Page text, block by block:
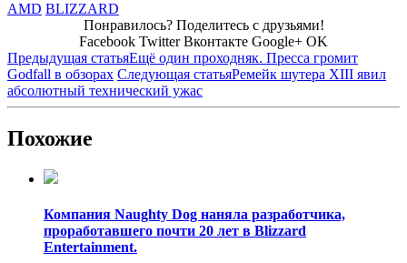
AMD BLIZZARD
Понравилось? Поделитесь с друзьями!
Facebook Twitter Вконтакте Google+ OK
Предыдущая статьяЕщё один проходняк. Пресса громит
Godfall в обзорах Следующая статьяРемейк шутера XIII явил
абсолютный технический ужас
Похожие
Компания Naughty Dog наняла разработчика,
проработавшего почти 20 лет в Blizzard
Entertainment.